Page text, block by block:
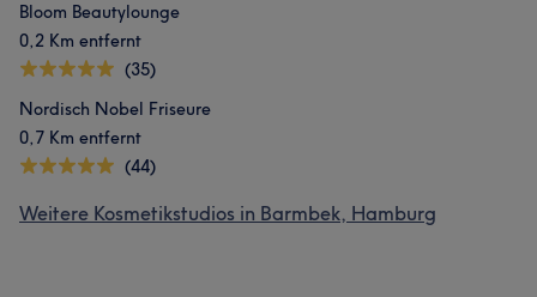
Bloom Beautylounge
0,2 Km entfernt
(35)
Nordisch Nobel Friseure
0,7 Km entfernt
(44)
Weitere Kosmetikstudios in Barmbek, Hamburg